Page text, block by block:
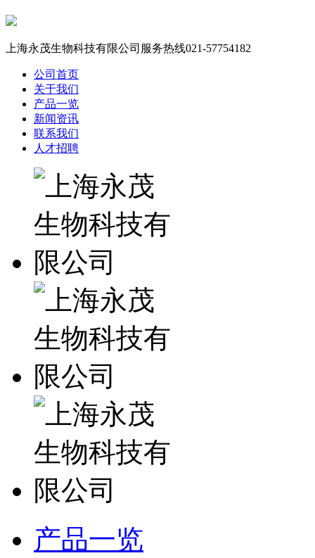
上海永茂生物科技有限公司服务热线021-57754182
公司首页
关于我们
产品一览
新闻资讯
联系我们
人才招聘
产品一览